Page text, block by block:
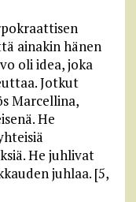
ainakin hänen
oli idea, joka
Jotkut
Marcellina,
He
He juhlivat
juhlaa. [5,